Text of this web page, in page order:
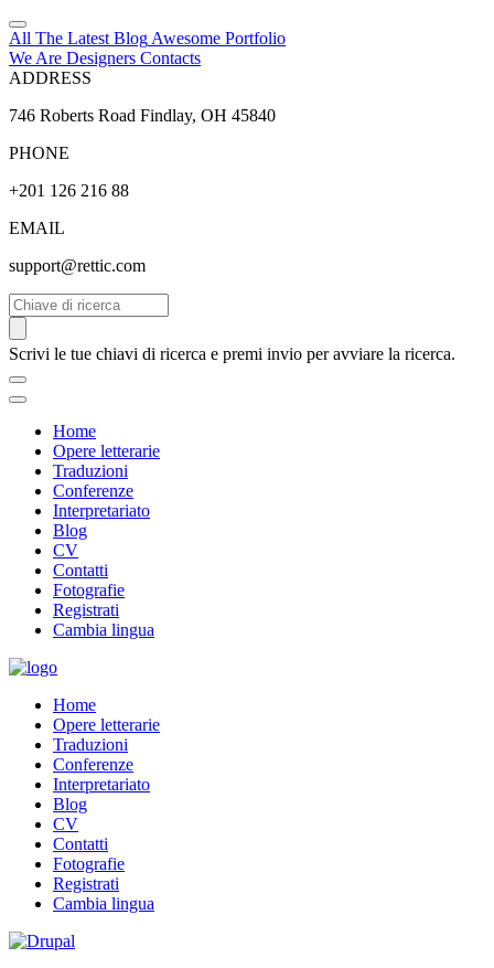
All The Latest Blog Awesome Portfolio
We Are Designers Contacts
ADDRESS
746 Roberts Road Findlay, OH 45840
PHONE
+201 126 216 88
EMAIL
support@rettic.com
Cerca
Scrivi le tue chiavi di ricerca e premi invio per avviare la ricerca.
Home
Opere letterarie
Traduzioni
Conferenze
Interpretariato
Blog
CV
Contatti
Fotografie
Registrati
Cambia lingua
Home
Opere letterarie
Traduzioni
Conferenze
Interpretariato
Blog
CV
Contatti
Fotografie
Registrati
Cambia lingua